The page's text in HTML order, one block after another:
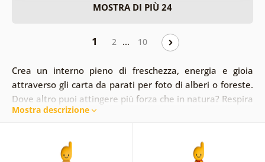
MOSTRA DI PIÙ 24
1 2 … 10
Crea un interno pieno di freschezza, energia e gioia
attraverso gli carta da parati per foto di alberi o foreste.
Dove altro puoi attingere più forza che in natura? Respira
l'atmosfera unica creata da carta da parati fotografici di
tuoi interni e, che tu ci creda o no, avrai la natura a
portata di mano. Goditi la colazione, il tuo pasto
Mostra descrizione